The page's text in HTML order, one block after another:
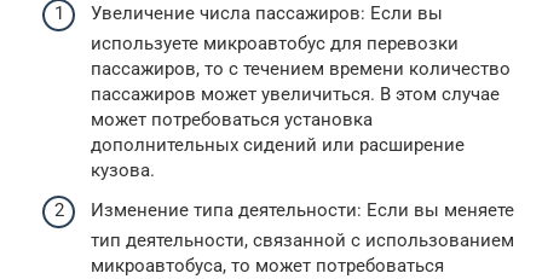
Увеличение числа пассажиров: Если вы
используете микроавтобус для перевозки
пассажиров, то с течением времени количество
пассажиров может увеличиться. В этом случае
может потребоваться установка
дополнительных сидений или расширение
кузова.
Изменение типа деятельности: Если вы меняете
тип деятельности, связанной с использованием
микроавтобуса, то может потребоваться